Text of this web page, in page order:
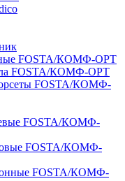
FOSTA/КОМФ-ОРТ
FOSTA/КОМФ-ОРТ
FOSTA/КОМФ-
FOSTA/КОМФ-
FOSTA/КОМФ-
FOSTA/КОМФ-